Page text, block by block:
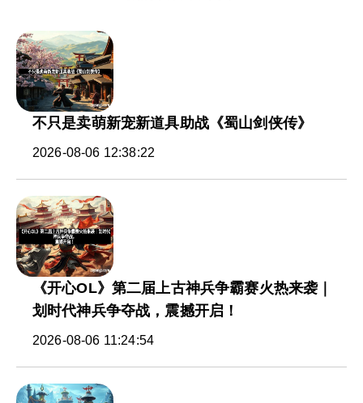
不只是卖萌新宠新道具助战《蜀山剑侠传》
2026-08-06 12:38:22
《开心OL》第二届上古神兵争霸赛火热来袭｜
划时代神兵争夺战，震撼开启！
2026-08-06 11:24:54